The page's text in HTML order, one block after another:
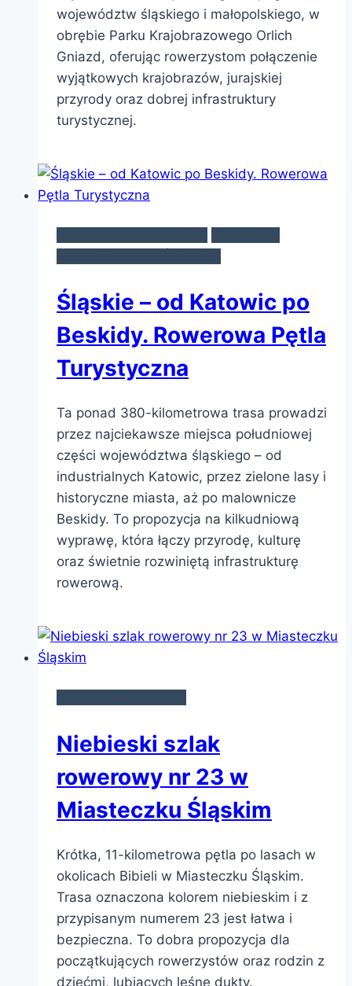
województw śląskiego i małopolskiego, w
obrębie Parku Krajobrazowego Orlich
Gniazd, oferując rowerzystom połączenie
wyjątkowych krajobrazów, jurajskiej
przyrody oraz dobrej infrastruktury
turystycznej.
Śląskie – od Katowic po
Beskidy. Rowerowa Pętla
Turystyczna
Ta ponad 380-kilometrowa trasa prowadzi
przez najciekawsze miejsca południowej
części województwa śląskiego – od
industrialnych Katowic, przez zielone lasy i
historyczne miasta, aż po malownicze
Beskidy. To propozycja na kilkudniową
wyprawę, która łączy przyrodę, kulturę
oraz świetnie rozwiniętą infrastrukturę
rowerową.
Niebieski szlak
rowerowy nr 23 w
Miasteczku Śląskim
Krótka, 11-kilometrowa pętla po lasach w
okolicach Bibieli w Miasteczku Śląskim.
Trasa oznaczona kolorem niebieskim i z
przypisanym numerem 23 jest łatwa i
bezpieczna. To dobra propozycja dla
początkujących rowerzystów oraz rodzin z
dziećmi, lubiących leśne dukty.